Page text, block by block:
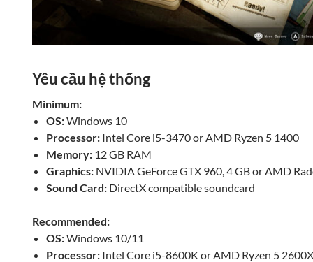
Yêu cầu hệ thống
Minimum:
OS:Windows 10
Processor: Intel Core i5-3470 or AMD Ryzen 5 1400
Memory: 12 GB RAM
Graphics: NVIDIA GeForce GTX 960, 4 GB or AMD
Sound Card: DirectX compatible soundcard
Recommended:
OS:Windows 10/11
Processor: Intel Core i5-8600K or AMD Ryzen 5